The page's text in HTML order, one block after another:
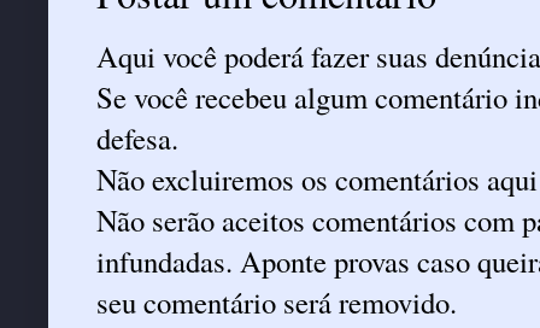
Aqui você poderá fazer suas
Se você recebeu algum comentário
defesa.
Não excluiremos os comentários
Não serão aceitos comentários com
infundadas. Aponte provas caso
seu comentário será removido.